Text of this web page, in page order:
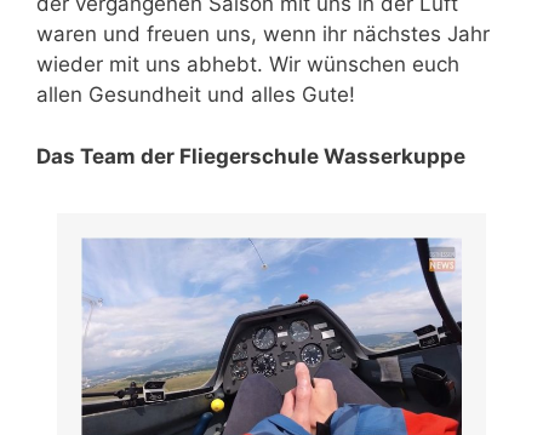
waren und freuen uns, wenn ihr nächstes Jahr
wieder mit uns abhebt. Wir wünschen euch
allen Gesundheit und alles Gute!
Das Team der Fliegerschule Wasserkuppe